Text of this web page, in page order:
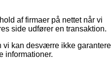
af firmaer på nettet når vi
side udfører en transaktion.
kan desværre ikke garantere
informationer.